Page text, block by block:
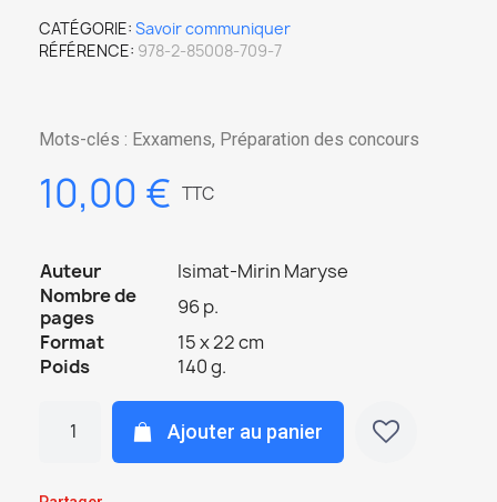
CATÉGORIE Savoir communiquer
RÉFÉRENCE 978-2-85008-709-7
Mots-clés : Exxamens, Préparation des concours
10,00 € TTC
Auteur
Isimat-Mirin Maryse
Nombre de
pages
96 p.
Format
15 x 22 cm
Poids
140 g.
Ajouter au panier